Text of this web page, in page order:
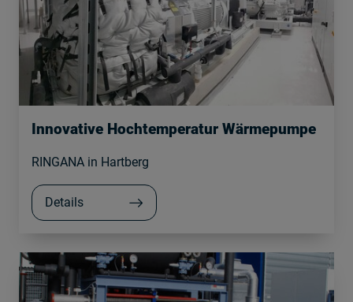
Innovative Hochtemperatur Wärmepumpe
RINGANA in Hartberg
Details